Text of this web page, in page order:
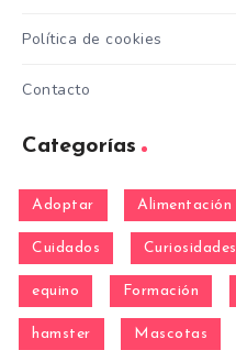
Política de cookies
Contacto
Categorías
Adoptar Alimentación
Cuidados Curiosidades
equino Formación
hamster Mascotas